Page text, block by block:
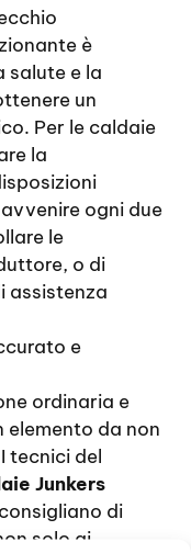
è
salute e la
un
Per le caldaie
la
ogni due
le
o di
assistenza
e
ordinaria e
elemento da non
tecnici del
Junkers
consigliano di
solo ai